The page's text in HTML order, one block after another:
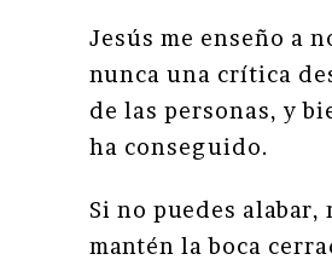
Jesús me enseño a
nunca una crítica
de las personas, y
ha conseguido.
Si no puedes alabar,
mantén la boca